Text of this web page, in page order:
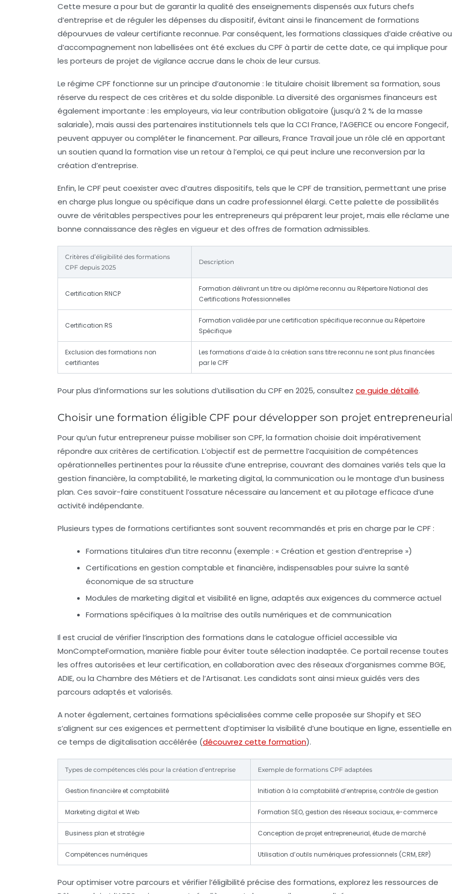
Cette mesure a pour but de garantir la qualité des enseignements dispensés aux futurs chefs
d’entreprise et de réguler les dépenses du dispositif, évitant ainsi le financement de formations
dépourvues de valeur certifiante reconnue. Par conséquent, les formations classiques d’aide créative ou
d’accompagnement non labellisées ont été exclues du CPF à partir de cette date, ce qui implique pour
les porteurs de projet de vigilance accrue dans le choix de leur cursus.
Le régime CPF fonctionne sur un principe d’autonomie : le titulaire choisit librement sa formation, sous
réserve du respect de ces critères et du solde disponible. La diversité des organismes financeurs est
également importante : les employeurs, via leur contribution obligatoire (jusqu’à 2 % de la masse
salariale), mais aussi des partenaires institutionnels tels que la CCI France, l’AGEFICE ou encore Fongecif,
peuvent appuyer ou compléter le financement. Par ailleurs, France Travail joue un rôle clé en apportant
un soutien quand la formation vise un retour à l’emploi, ce qui peut inclure une reconversion par la
création d’entreprise.
Enfin, le CPF peut coexister avec d’autres dispositifs, tels que le CPF de transition, permettant une prise
en charge plus longue ou spécifique dans un cadre professionnel élargi. Cette palette de possibilités
ouvre de véritables perspectives pour les entrepreneurs qui préparent leur projet, mais elle réclame une
bonne connaissance des règles en vigueur et des offres de formation admissibles.
Critères d’éligibilité des formations
CPF depuis 2025
Description
Certification RNCP
Formation délivrant un titre ou diplôme reconnu au Répertoire National des
Certifications Professionnelles
Certification RS
Formation validée par une certification spécifique reconnue au Répertoire
Spécifique
Exclusion des formations non
certifiantes
Les formations d’aide à la création sans titre reconnu ne sont plus financées
par le CPF
Pour plus d’informations sur les solutions d’utilisation du CPF en 2025, consultez ce guide détaillé.
Choisir une formation éligible CPF pour développer son projet
Pour qu’un futur entrepreneur puisse mobiliser son CPF, la formation choisie doit impérativement
répondre aux critères de certification. L’objectif est de permettre l’acquisition de compétences
opérationnelles pertinentes pour la réussite d’une entreprise, couvrant des domaines variés tels que la
gestion financière, la comptabilité, le marketing digital, la communication ou le montage d’un business
plan. Ces savoir-faire constituent l’ossature nécessaire au lancement et au pilotage efficace d’une
activité indépendante.
Plusieurs types de formations certifiantes sont souvent recommandés et pris en charge par le CPF :
Formations titulaires d’un titre reconnu (exemple : « Création et gestion d’entreprise »)
Certifications en gestion comptable et financière, indispensables pour suivre la santé
économique de sa structure
Modules de marketing digital et visibilité en ligne, adaptés aux exigences du commerce actuel
Formations spécifiques à la maîtrise des outils numériques et de communication
Il est crucial de vérifier l’inscription des formations dans le catalogue officiel accessible via
MonCompteFormation, manière fiable pour éviter toute sélection inadaptée. Ce portail recense toutes
les offres autorisées et leur certification, en collaboration avec des réseaux d’organismes comme BGE,
ADIE, ou la Chambre des Métiers et de l’Artisanat. Les candidats sont ainsi mieux guidés vers des
parcours adaptés et valorisés.
A noter également, certaines formations spécialisées comme celle proposée sur Shopify et SEO
s’alignent sur ces exigences et permettent d’optimiser la visibilité d’une boutique en ligne, essentielle en
ce temps de digitalisation accélérée (découvrez cette formation).
Types de compétences clés pour la création d’entreprise Exemple de formations CPF adaptées
Gestion financière et comptabilité Initiation à la comptabilité d’entreprise, contrôle de gestion
Marketing digital et Web Formation SEO, gestion des réseaux sociaux, e-commerce
Business plan et stratégie Conception de projet entrepreneurial, étude de marché
Compétences numériques Utilisation d’outils numériques professionnels (CRM, ERP)
Pour optimiser votre parcours et vérifier l’éligibilité précise des formations, explorez les ressources de